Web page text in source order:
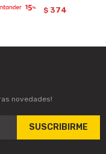
$ 374
novedades!
SUSCRIBIRME